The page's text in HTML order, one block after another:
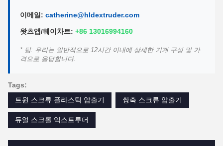
이메일: catherine@hldextruder.com
왓츠앱/웨이차트: +86 13016994160
* 팁: 우리는 일반적으로 12시간 이내에 상세한 기계 구성 및 가
격으로 응답합니다.
Tags:
트윈 스크류 플라스틱 압출기
쌍축 스크류 압출기
듀얼 스크롤 익스트루더